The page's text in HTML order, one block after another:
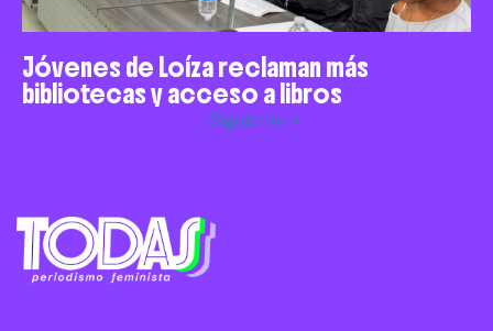
Jóvenes de Loíza reclaman más
bibliotecas y acceso a libros
Siguiente »